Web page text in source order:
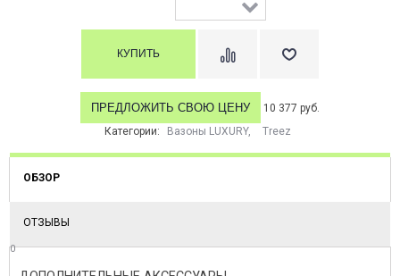
ПРЕДЛОЖИТЬ СВОЮ ЦЕНУ
10 377 руб.
Категории:
Вазоны LUXURY, Treez
ОБЗОР
ОТЗЫВЫ
0